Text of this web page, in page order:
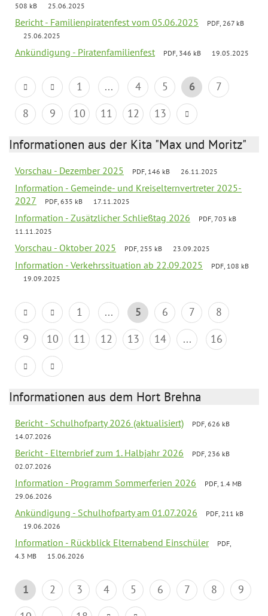
508 kB 25.06.2025
Bericht - Familienpiratenfest vom 05.06.2025
PDF, 267 kB
25.06.2025
Ankündigung - Piratenfamilienfest PDF, 346 kB 19.05.2025
1 ... 4 5 6
7
8
9 10 11 12 13
Informationen aus der Kita "Max und Moritz"
Vorschau - Dezember 2025 PDF, 146 kB 26.11.2025
Information - Gemeinde- und Kreiselternvertreter 2025-
2027
PDF, 635 kB 17.11.2025
Information - Zusätzlicher Schließtag 2026
PDF, 703 kB
11.11.2025
Vorschau - Oktober 2025 PDF, 255 kB 23.09.2025
Information - Verkehrssituation ab 22.09.2025
PDF, 108 kB
19.09.2025
1 ... 5 6 7
8
9
10 11 12 13 14 ... 16
Informationen aus dem Hort Brehna
Bericht - Schulhofparty 2026 (aktualisiert)
PDF, 626 kB
14.07.2026
Bericht - Elternbrief zum 1. Halbjahr 2026
PDF, 236 kB
02.07.2026
Information - Programm Sommerferien 2026
PDF, 1.4 MB
29.06.2026
Ankündigung - Schulhofparty am 01.07.2026
PDF, 211 kB
19.06.2026
Information - Rückblick Elternabend Einschüler
PDF,
4.3 MB
15.06.2026
1 2 3 4 5 6 7 8
9